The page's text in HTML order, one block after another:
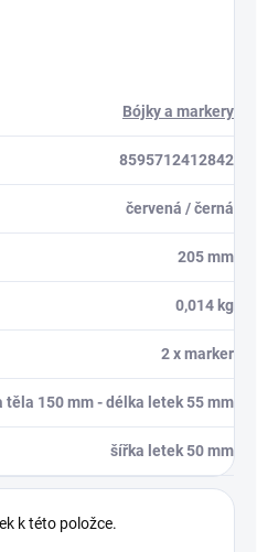
Bójky a markery
8595712412842
červená / černá
205 mm
0,014 kg
2 x marker
těla 150 mm - délka letek 55 mm
šířka letek 50 mm
k této položce.